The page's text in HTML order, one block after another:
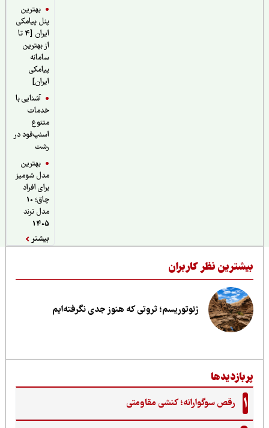
بهترین
پنل پیامکی
ایران [4 تا
از بهترین
سامانه
پیامکی
آشنایی با
خدمات
اسنپ‌فود در
بهترین
مدل شومیز
برای افراد
چاق؛ 10
مدل ترند
نظر کاربران
ژئوتوریسم؛ ثروتی که هنوز جدی نگرفته‌ایم
رقص سوگوارانه؛ کنشی مقاومتی